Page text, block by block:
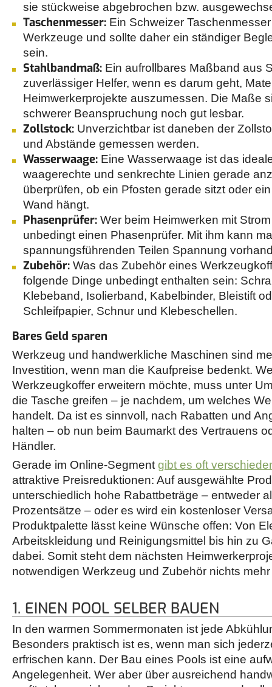
sie stückweise abgebrochen bzw.
Taschenmesser: Ein Schweizer
Werkzeuge und sollte daher ein ständiger
sein.
Stahlbandmaß: Ein aufrollbares Maßband aus
zuverlässiger Helfer, wenn es darum geht,
Heimwerkerprojekte auszumessen. Die Maße
schwerer Beanspruchung noch gut lesbar.
Zollstock: Unverzichtbar ist daneben der
und Abstände gemessen werden.
Wasserwaage: Eine Wasserwaage ist das
waagerechte und senkrechte Linien gerade
überprüfen, ob ein Pfosten gerade sitzt oder
Wand hängt.
Phasenprüfer: Wer beim Heimwerken mit
unbedingt einen Phasenprüfer. Mit ihm kann
spannungsführenden Teilen Spannung
Zubehör: Was das Zubehör eines
folgende Dinge unbedingt enthalten sein:
Klebeband, Isolierband, Kabelbinder, Bleistift
Schleifpapier, Schnur und Klebeschellen.
Bares Geld sparen
Werkzeug und handwerkliche Maschinen sind
Investition, wenn man die Kaufpreise bedenkt.
Werkzeugkoffer erweitern möchte, muss unter
die Tasche greifen – je nachdem, um welches
handelt. Da ist es sinnvoll, nach Rabatten und
halten – ob nun beim Baumarkt des Vertrauens
Händler.
Gerade im Online-Segmentgibt es oft
attraktive Preisreduktionen: Auf ausgewählte
unterschiedlich hohe Rabattbeträge – entweder
Prozentsätze – oder es wird ein kostenloser
Produktpalette lässt keine Wünsche offen: Von
Arbeitskleidung und Reinigungsmittel bis hin zu
dabei. Somit steht dem nächsten
notwendigen Werkzeug und Zubehör nichts
1. EINEN POOL SELBER BAUEN
In den warmen Sommermonaten ist jede
Besonders praktisch ist es, wenn man sich
erfrischen kann. Der Bau eines Pools ist eine
Angelegenheit. Wer aber über ausreichend